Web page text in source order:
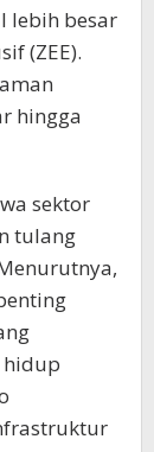
lebih besar
(ZEE).
hingga
sektor
tulang
hidup